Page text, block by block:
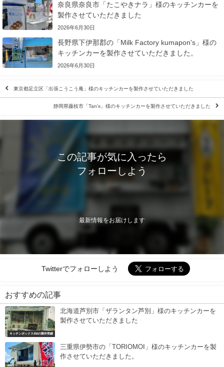
奈良県奈良市「たこやきナラ」様のキッチンカーを
製作させていただきました
2026年6月30日
長野県下伊那郡の「Milk Factory kumapon's」様の
キッチンカーを製作させていただきました。
2026年6月30日
東京都足立区「出張こうこう庵」様のキッチンカーを製作させていただきました
静岡県藤枝市「Tan's」様のキッチンカーを製作させていただきました
この記事が気に入ったら
フォローしよう
最新情報をお届けします
Twitterでフォローしよう
おすすめの記事
キッチンボックス350の製作実績
北海道芦別市「ザランタン芦別」様のキッチンカーを
製作させていただきました
三重県伊勢市の「TORIOMOI」様のキッチンカーを製
作させていただきました。